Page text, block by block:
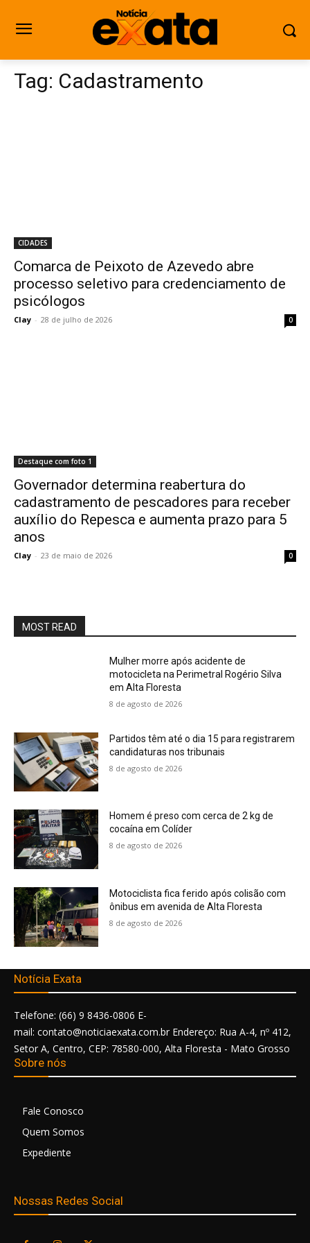
Tag: Cadastramento
CIDADES
Comarca de Peixoto de Azevedo abre
processo seletivo para credenciamento de
psicólogos
Clay - 28 de julho de 2026 0
Destaque com foto 1
Governador determina reabertura do
cadastramento de pescadores para receber
auxílio do Repesca e aumenta prazo para 5
anos
Clay - 23 de maio de 2026 0
MOST READ
Mulher morre após acidente de
motocicleta na Perimetral Rogério Silva
em Alta Floresta
8 de agosto de 2026
Partidos têm até o dia 15 para registrarem
candidaturas nos tribunais
8 de agosto de 2026
Homem é preso com cerca de 2 kg de
cocaína em Colíder
8 de agosto de 2026
Motociclista fica ferido após colisão com
ônibus em avenida de Alta Floresta
8 de agosto de 2026
Notícia Exata
Telefone: (66) 9 8436-0806 E-
mail: contato@noticiaexata.com.br Endereço: Rua A-4, nº 412,
Setor A, Centro, CEP: 78580-000, Alta Floresta - Mato Grosso
Sobre nós
Fale Conosco
Quem Somos
Expediente
Nossas Redes Social